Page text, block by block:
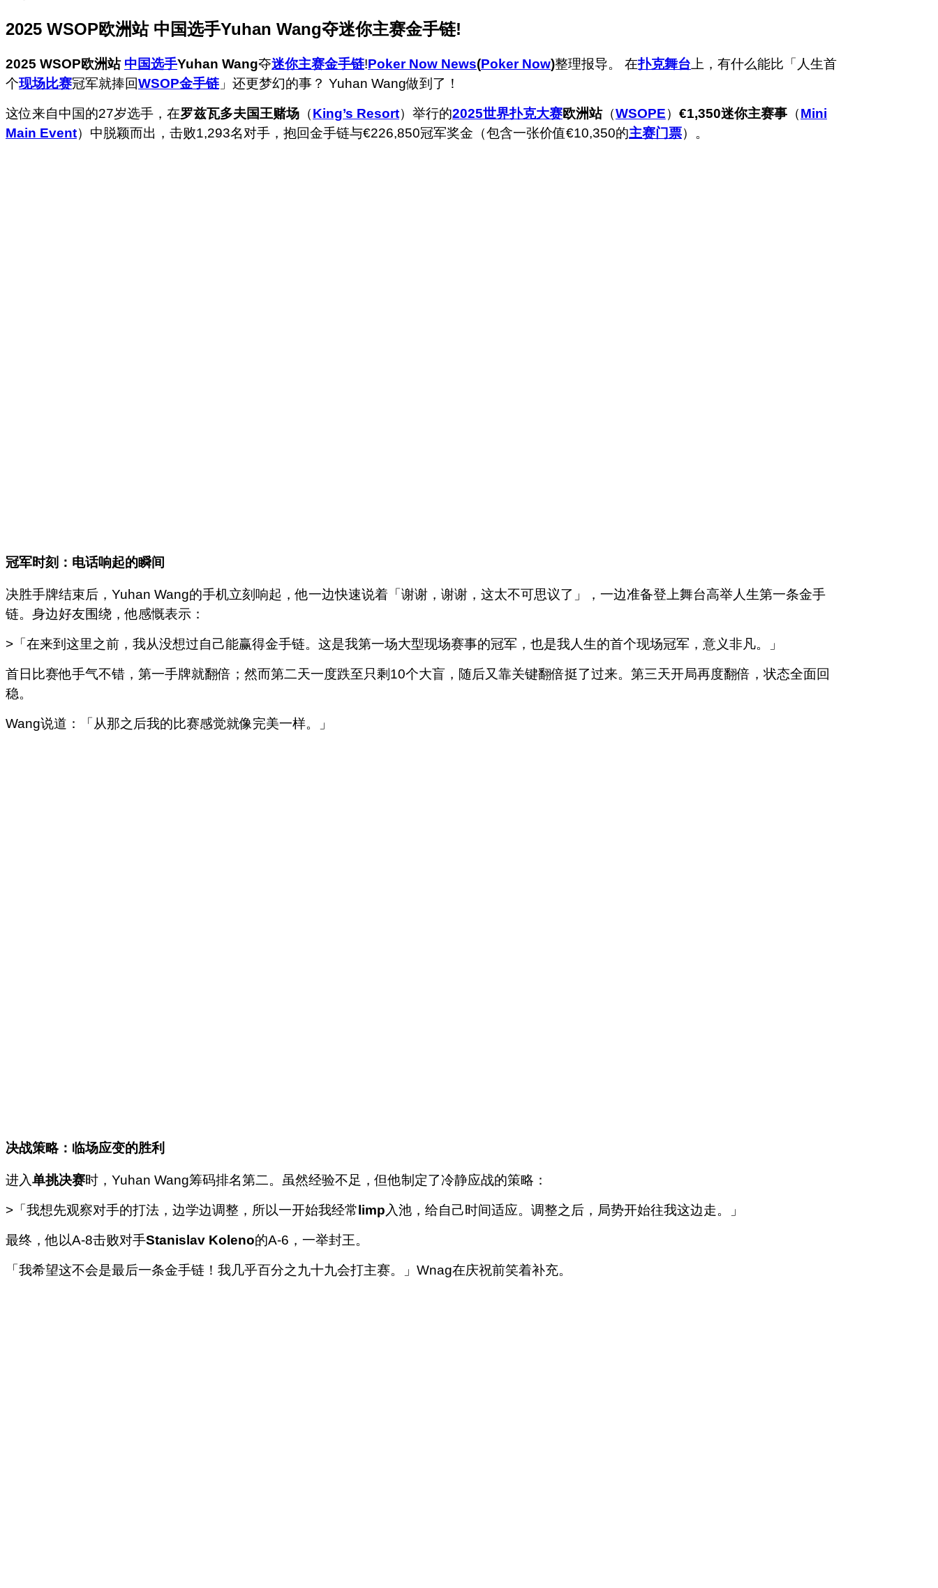
2025 WSOP欧洲站 中国选手Yuhan Wang夺迷你主赛金手链!
2025 WSOP欧洲站 中国选手Yuhan Wang夺迷你主赛金手链!Poker Now News(Poker Now)整理报导。 在扑克舞台 上，有什么能比「人生首
个现场比赛冠军就捧回WSOP金手链 」还更梦幻的事？ Yuhan Wang做到了！
这位来自中国的27岁选手，在罗兹瓦多夫国王赌场 （King’s Resort）举行的2025世界扑克大赛欧洲站（WSOPE） €1,350迷你主赛事 （Mini
Main Event）中脱颖而出，击败1,293名对手，抱回金手链与€226,850冠军奖金（包含一张价值€10,350的主赛门票）。
冠军时刻：电话响起的瞬间
决胜手牌结束后，Yuhan Wang的手机立刻响起，他一边快速说着「谢谢，谢谢，这太不可思议了」，一边准备登上舞台高举人生第一条金手
链。身边好友围绕，他感慨表示：
>「在来到这里之前，我从没想过自己能赢得金手链。这是我第一场大型现场赛事的冠军，也是我人生的首个现场冠军，意义非凡。」
首日比赛他手气不错，第一手牌就翻倍；然而第二天一度跌至只剩10个大盲，随后又靠关键翻倍挺了过来。第三天开局再度翻倍，状态全面回
稳。
Wang说道： 「从那之后我的比赛感觉就像完美一样。」
决战策略：临场应变的胜利
进入单挑决赛时，Yuhan Wang筹码排名第二。虽然经验不足，但他制定了冷静应战的策略：
>「我想先观察对手的打法，边学边调整，所以一开始我经常limp 入池，给自己时间适应。调整之后，局势开始往我这边走。」
最终，他以A-8击败对手Stanislav Koleno的A-6，一举封王。
「我希望这不会是最后一条金手链！我几乎百分之九十九会打主赛。」Wnag在庆祝前笑着补充。